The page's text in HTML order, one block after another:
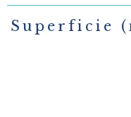
Superficie